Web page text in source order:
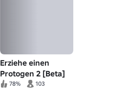
Erziehe einen
Protogen 2 [Beta]
78% 103